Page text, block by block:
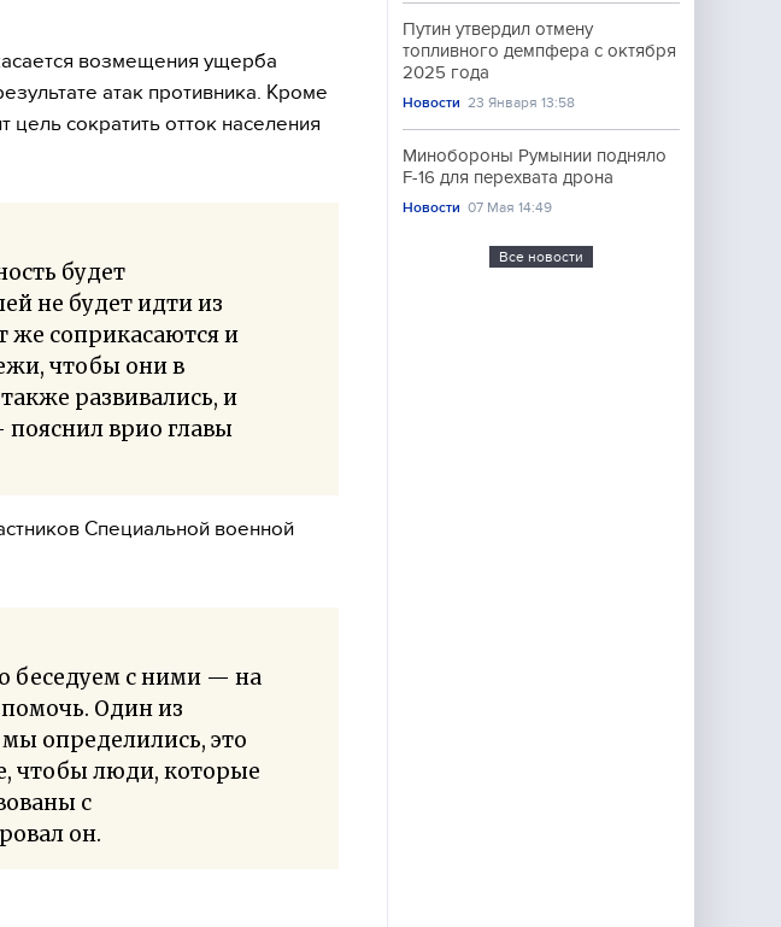
возмещения ущерба
атак противника. Кроме
цель сократить отток населения
будет
не будет идти из
же соприкасаются и
чтобы они в
развивались, и
врио главы
Специальной военной
беседуем с ними — на
Один из
определились, это
чтобы люди, которые
с
он.
Путин утвердил отмену
топливного демпфера с октября
2025 года
Новости 23 Января 13:58
Минобороны Румынии подняло
F-16 для перехвата дрона
Новости 07 Мая 14:49
Все новости